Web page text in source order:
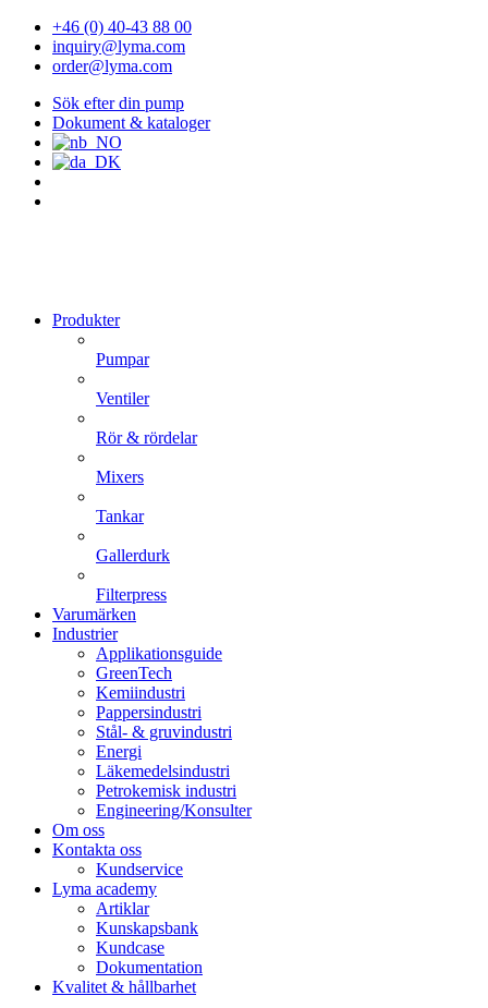
+46 (0) 40-43 88 00
inquiry@lyma.com
order@lyma.com
Sök efter din pump
Dokument & kataloger
Produkter
Pumpar
Ventiler
Rör & rördelar
Mixers
Tankar
Gallerdurk
Filterpress
Varumärken
Industrier
Applikationsguide
GreenTech
Kemiindustri
Pappersindustri
Stål- & gruvindustri
Energi
Läkemedelsindustri
Petrokemisk industri
Engineering/Konsulter
Om oss
Kontakta oss
Kundservice
Lyma academy
Artiklar
Kunskapsbank
Kundcase
Dokumentation
Kvalitet & hållbarhet